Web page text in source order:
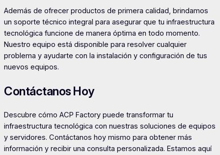
Además de ofrecer productos de primera calidad, brindamos
un soporte técnico integral para asegurar que tu infraestructura
tecnológica funcione de manera óptima en todo momento.
Nuestro equipo está disponible para resolver cualquier
problema y ayudarte con la instalación y configuración de tus
nuevos equipos.
Contáctanos Hoy
Descubre cómo ACP Factory puede transformar tu
infraestructura tecnológica con nuestras soluciones de equipos
y servidores. Contáctanos hoy mismo para obtener más
información y recibir una consulta personalizada. Estamos aquí